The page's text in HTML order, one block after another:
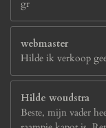
gr
webmaster
Hilde ik verkoop
Hilde woudstra
Beste, mijn vader